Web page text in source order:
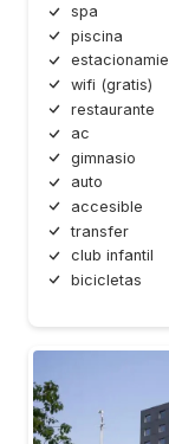
spa
piscina
wifi (gratis)
restaurante
ac
gimnasio
auto
accesible
transfer
club infantil
bicicletas